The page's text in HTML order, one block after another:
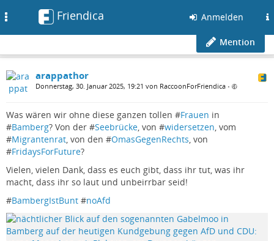
Friendica Anmelden
Mention
arappathor
Donnerstag, 30. Januar 2025, 19:21 von RaccoonForFriendica •
Was wären wir ohne diese ganzen tollen #Frauen in
#Bamberg? Von der #Seebrücke, von #widersetzen, vom
#Migrantenrat, von den #OmasGegenRechts, von
#FridaysForFuture?
Vielen, vielen Dank, dass es euch gibt, dass ihr tut, was ihr
macht, dass ihr so laut und unbeirrbar seid!
#BambergIstBunt #noAfd